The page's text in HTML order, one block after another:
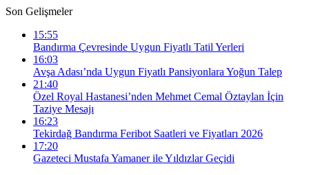
Son Gelişmeler
15:55
Bandırma Çevresinde Uygun Fiyatlı Tatil Yerleri
16:03
Avşa Adası’nda Uygun Fiyatlı Pansiyonlara Yoğun Talep
21:40
Özel Royal Hastanesi’nden Mehmet Cemal Öztaylan İçin
Taziye Mesajı
16:23
Tekirdağ Bandırma Feribot Saatleri ve Fiyatları 2026
17:20
Gazeteci Mustafa Yamaner ile Yıldızlar Geçidi